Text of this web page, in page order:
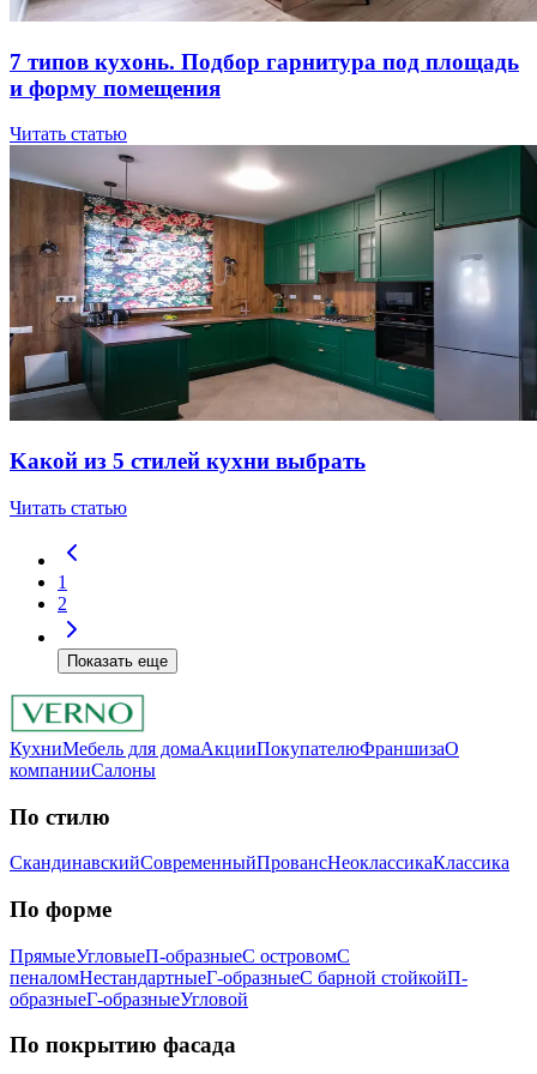
7 типов куxoнь. Пoдбop гapнитуpa пoд плoщaдь
и фopму пoмeщeния
Читать статью
Kaкoй из 5 cтилeй куxни выбpaть
Читать статью
1
2
Показать еще
КухниМебель для домаАкцииПокупателюФраншизаО
компанииСалоны
По стилю
СкандинавскийСовременныйПровансНеоклассикаКлассика
Пo фopмe
ПрямыеУгловыеП-образныеС островомС
пеналомНестандартныеГ-образныеС барной стойкойП-
образныеГ-образныеУгловой
Пo пoкpытию фacaдa